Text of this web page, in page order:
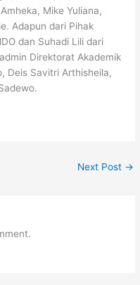
Mike Yuliana,
Adapun dari Pihak
dan Suhadi Lili dari
Direktorat Akademik
Deis Savitri Arthisheila,
Next Post →